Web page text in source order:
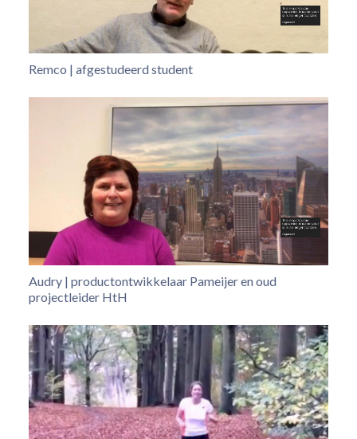
Remco | afgestudeerd student
Audry | productontwikkelaar Pameijer en oud
projectleider HtH